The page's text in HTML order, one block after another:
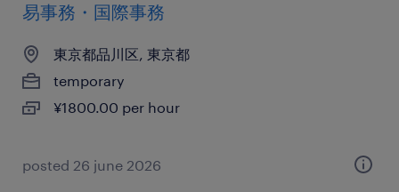
易事務・国際事務
東京都品川区, 東京都
temporary
¥1800.00 per hour
posted 26 june 2026